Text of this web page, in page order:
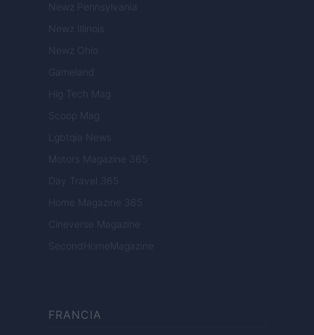
Newz Pennsylvania
Newz Illinois
Newz Ohio
Gameland
Hig Tech Mag
Scoop Mag
Lgbtqia News
Motors Magazine 365
Day Travel 365
Home Magazine 365
Cineverse Magazine
SecondHomeMagazine
FRANCIA